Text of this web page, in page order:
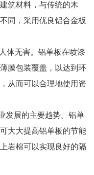
筑材料，与传统的木
同，采用优良铝合金板
无害。铝单板在喷漆
膜包装覆盖，以达到环
从而可以合理地使用资
展的主要趋势。铝单
大大提高铝单板的节能
岩棉可以实现良好的隔